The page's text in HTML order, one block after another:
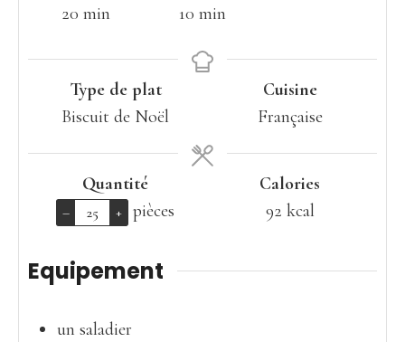
20 minutes
min 10 minutes
min
Type de plat
Biscuit de Noël
Cuisine
Française
Quantité
– + pièces
Calories
92 kcal
Equipement
un saladier